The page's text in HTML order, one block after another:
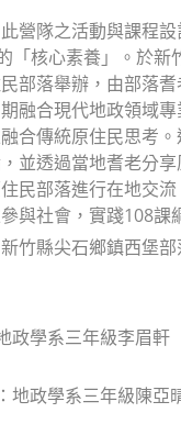
營隊之活動與課程
「核心素養」。於新
部落舉辦，由部落
融合現代地政領域
合傳統原住民思考
並透過當地耆老分
民部落進行在地交
與社會，實踐108課
竹縣尖石鄉鎮西堡
政學系三年級李眉軒
地政學系三年級陳亞